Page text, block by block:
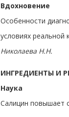
Вдохновение
Особенности
условиях реальной
Николаева Н.Н.
ИНГРЕДИЕНТЫ И
Наука
Салицин повышает